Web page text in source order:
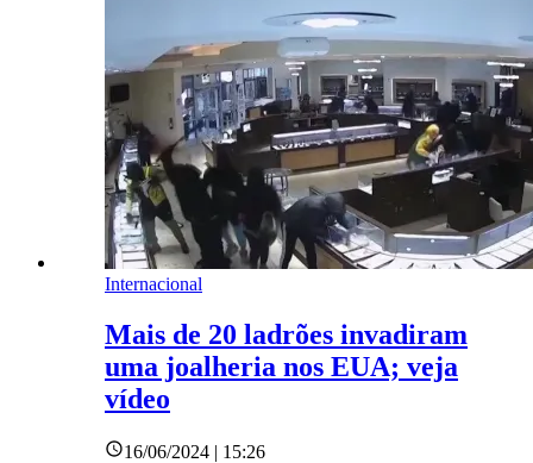
Internacional
Mais de 20 ladrões invadiram
uma joalheria nos EUA; veja
vídeo
16/06/2024 | 15:26